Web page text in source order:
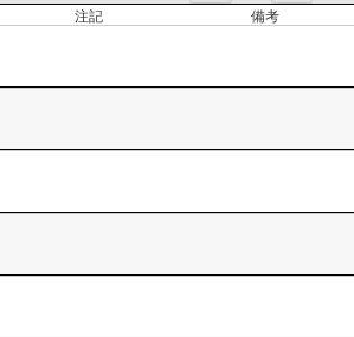
注記 備考